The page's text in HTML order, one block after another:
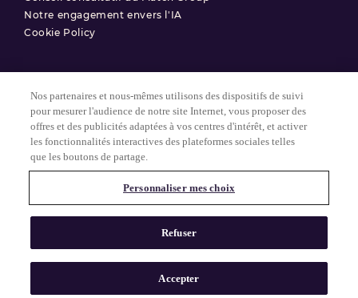
Notre engagement envers l'IA
Cookie Policy
© 2025 Match Group.
Conditions d'utilisation
Politique de confidentialité
Tous droits réservés. MATCH GROUP, le logo MG et le fil bleu-gris
MG sont des marques déposées de Match Group Americas, LLC.
Toutes les autres marques sont la propriété de leurs détenteurs
Nos partenaires et nous-mêmes utilisons des dispositifs de suivi
pour mesurer l'audience de notre site Internet, vous proposer des
offres et des publicités adaptées à vos centres d'intérêt, et activer
les fonctionnalités interactives des plateformes sociales telles
que les boutons de partage.
Personnaliser mes choix
Refuser
Accepter